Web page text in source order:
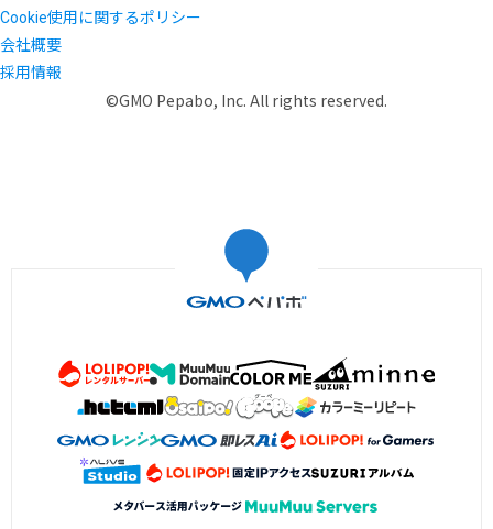
Cookie使用に関するポリシー
会社概要
採用情報
©GMO Pepabo, Inc. All rights reserved.